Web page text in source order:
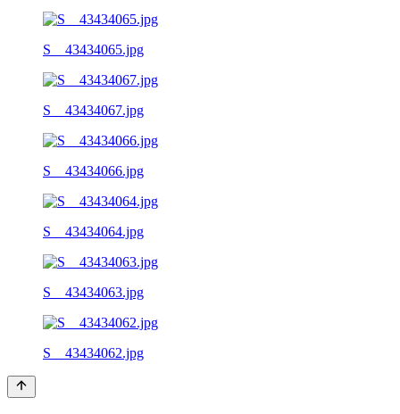
S__43434065.jpg
S__43434067.jpg
S__43434066.jpg
S__43434064.jpg
S__43434063.jpg
S__43434062.jpg